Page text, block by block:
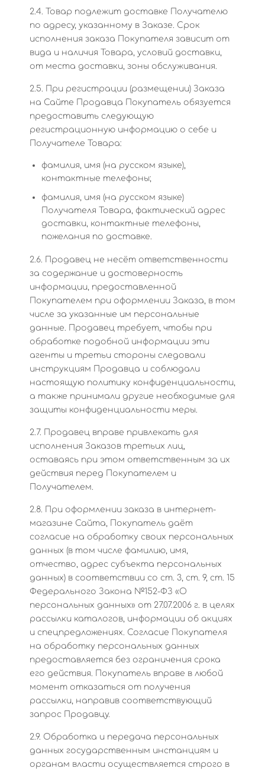
2.4. Товар подлежит доставке Получателю
по адресу, указанному в Заказе. Срок
исполнения заказа Покупателя зависит от
вида и наличия Товара, условий доставки,
от места доставки, зоны обслуживания.
2.5. При регистрации (размещении) Заказа
на Сайте Продавца Покупатель обязуется
предоставить следующую
регистрационную информацию о себе и
Получателе Товара:
фамилия, имя (на русском языке),
контактные телефоны;
фамилия, имя (на русском языке)
Получателя Товара, фактический адрес
доставки, контактные телефоны,
пожелания по доставке.
2.6. Продавец не несёт ответственности
за содержание и достоверность
информации, предоставленной
Покупателем при оформлении Заказа, в том
числе за указанные им персональные
данные. Продавец требует, чтобы при
обработке подобной информации эти
агенты и третьи стороны следовали
инструкциям Продавца и соблюдали
настоящую политику конфиденциальности,
а также принимали другие необходимые для
защиты конфиденциальности меры.
2.7. Продавец вправе привлекать для
исполнения Заказов третьих лиц,
оставаясь при этом ответственным за их
действия перед Покупателем и
Получателем.
2.8. При оформлении заказа в интернет-
магазине Сайта, Покупатель даёт
согласие на обработку своих персональных
данных (в том числе фамилию, имя,
отчество, адрес субъекта персональных
данных) в соответствии со ст. 3, ст. 9, ст. 15
Федерального Закона №152-ФЗ «О
персональных данных» от 27.07.2006 г. в целях
рассылки каталогов, информации об акциях
и спецпредложениях. Согласие Покупателя
на обработку персональных данных
предоставляется без ограничения срока
его действия. Покупатель вправе в любой
момент отказаться от получения
рассылки, направив соответствующий
запрос Продавцу.
2.9. Обработка и передача персональных
данных государственным инстанциям и
органам власти осуществляется строго в